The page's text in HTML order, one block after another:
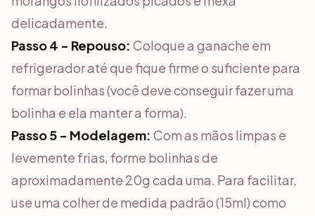
delicadamente.
Passo 4 - Repouso: Coloque a ganache em
refrigerador até que fique firme o suficiente para
formar bolinhas (você deve conseguir fazer uma
bolinha e ela manter a forma).
Passo 5 - Modelagem: Com as mãos limpas e
levemente frias, forme bolinhas de
aproximadamente 20g cada uma. Para facilitar,
use uma colher de medida padrão (15ml) como